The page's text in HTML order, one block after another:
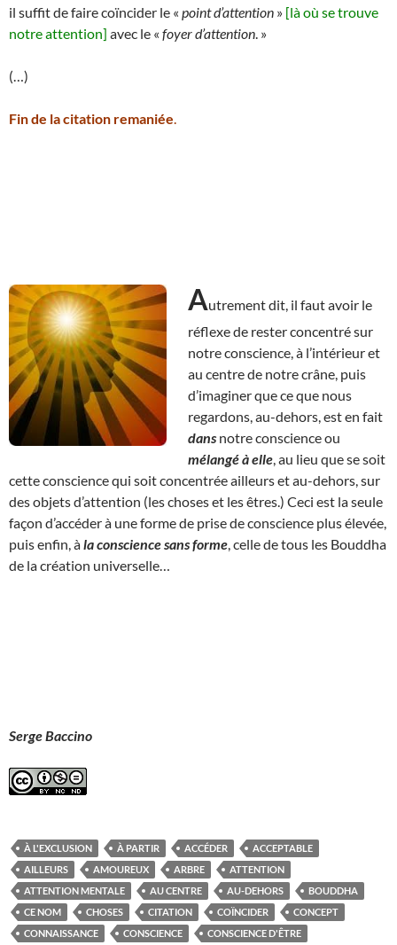
il suffit de faire coïncider le « point d’attention » [là où se trouve
notre attention] avec le « foyer d’attention . »
(…)
Fin de la citation remaniée
Autrement dit, il faut avoir le
réflexe de rester concentré sur
notre conscience, à l’intérieur et
au centre de notre crâne, puis
d’imaginer que ce que nous
regardons, au-dehors, est en fait
dans notre conscience ou
mélangé à elle , au lieu que se soit
cette conscience qui soit concentrée ailleurs et au-dehors, sur
des objets d’attention (les choses et les êtres.) Ceci est la seule
façon d’accéder à une forme de prise de conscience plus élevée,
puis enfin, àla conscience sans forme , celle de tous les Bouddha
de la création universelle…
Serge Baccino
À L'EXCLUSION À PARTIR ACCÉDER
ACCEPTABLE
AILLEURS
AMOUREUX ARBRE
ATTENTION
ATTENTION MENTALE
AU CENTRE AU-DEHORS
BOUDDHA
CE NOM
CHOSES CITATION COÏNCIDER
CONCEPT
CONNAISSANCE
CONSCIENCE CONSCIENCE D'ÊTRE